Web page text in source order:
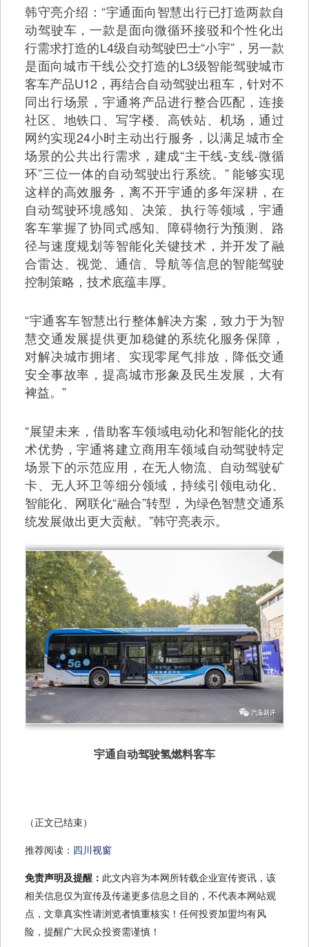
韩守亮介绍：“宇通面向智慧出行已打造两款自
动驾驶车，一款是面向微循环接驳和个性化出
行需求打造的L4级自动驾驶巴士“小宇”，另一款
是面向城市干线公交打造的L3级智能驾驶城市
客车产品U12，再结合自动驾驶出租车，针对不
同出行场景，宇通将产品进行整合匹配，连接
社区、地铁口、写字楼、高铁站、机场，通过
网约实现24小时主动出行服务，以满足城市全
场景的公共出行需求，建成“主干线-支线-微循
环”三位一体的自动驾驶出行系统。” 能够实现
这样的高效服务，离不开宇通的多年深耕，在
自动驾驶环境感知、决策、执行等领域，宇通
客车掌握了协同式感知、障碍物行为预测、路
径与速度规划等智能化关键技术，并开发了融
合雷达、视觉、通信、导航等信息的智能驾驶
控制策略，技术底蕴丰厚。
“宇通客车智慧出行整体解决方案，致力于为智
慧交通发展提供更加稳健的系统化服务保障，
对解决城市拥堵、实现零尾气排放，降低交通
安全事故率，提高城市形象及民生发展，大有
裨益。”
“展望未来，借助客车领域电动化和智能化的技
术优势，宇通将建立商用车领域自动驾驶特定
场景下的示范应用，在无人物流、自动驾驶矿
卡、无人环卫等细分领域，持续引领电动化、
智能化、网联化“融合”转型，为绿色智慧交通系
统发展做出更大贡献。”韩守亮表示。
宇通自动驾驶氢燃料客车
（正文已结束）
推荐阅读： 四川视窗
免责声明及提醒： 此文内容为本网所转载企业宣传资讯，该
相关信息仅为宣传及传递更多信息之目的，不代表本网站观
点，文章真实性请浏览者慎重核实！任何投资加盟均有风
险，提醒广大民众投资需谨慎！